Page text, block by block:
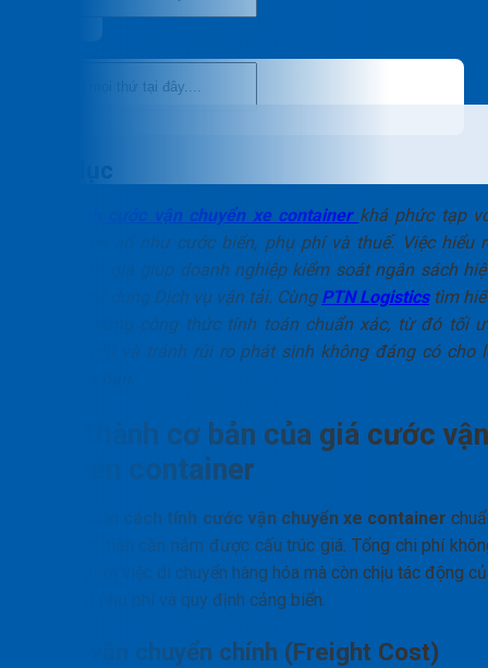
Cách tính cước vận chuyển xe container khá phức tạp
nhiều biến số như cước biển, phụ phí và thuế. Việc hiểu
cấu thành giá giúp doanh nghiệp kiểm soát ngân sách
quả khi sử dụng Dịch vụ vận tải. Cùng PTN Logistics tìm
để nắm vững công thức tính toán chuẩn xác, từ đó tối
hóa chi phí và tránh rủi ro phát sinh không đáng có cho
Cấu thành cơ bản của giá cước vận
chuyển container
cách tính cước vận chuyển xe container
xác, trước tiên cần nắm được cấu trúc giá. Tổng chi phí
chỉ bao gồm việc di chuyển hàng hóa mà còn chịu tác động
hàng loạt phụ phí và quy định cảng biển.
Cước vận chuyển chính (Freight Cost)